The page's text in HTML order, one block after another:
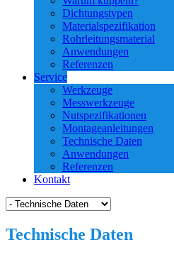
Dichtungstypen
Materialspezifikation
Rohrleitungsmaterial
Anwendungen
Referenzen
Service
Werkzeuge
Messwerkzeuge
Nutspezifikationen
Montageanleitungen
Technische Daten
Anwendungen
Referenzen
Kontakt
Technische Daten